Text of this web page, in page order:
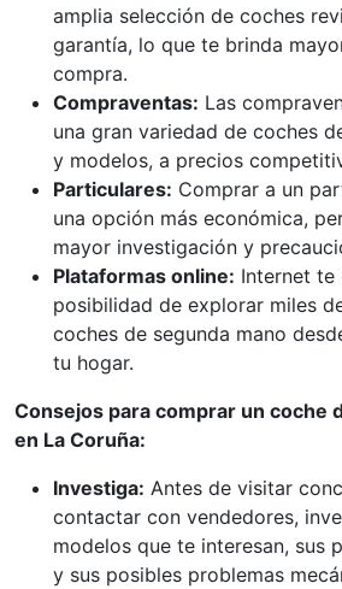
amplia selección de coches
garantía, lo que te brinda
compra.
Compraventas: Las
una gran variedad de coches
y modelos, a precios
Particulares: Comprar a un
una opción más económica,
mayor investigación y
Plataformas online: Internet te
posibilidad de explorar miles
coches de segunda mano
tu hogar.
Consejos para comprar un coche
en La Coruña:
Investiga: Antes de visitar
contactar con vendedores,
modelos que te interesan, sus
y sus posibles problemas